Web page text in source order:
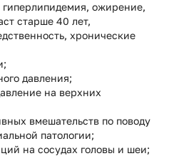
ожирение,
старше 40 лет,
хронические
давления;
на верхних
вмешательств по поводу
патологии;
на сосудах головы и шеи;